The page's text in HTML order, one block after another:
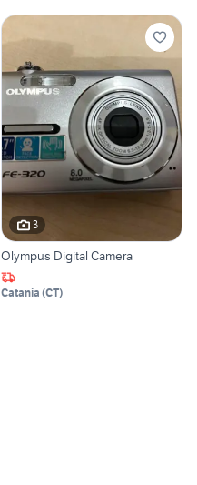
3
Olympus Digital Camera
Catania (CT)